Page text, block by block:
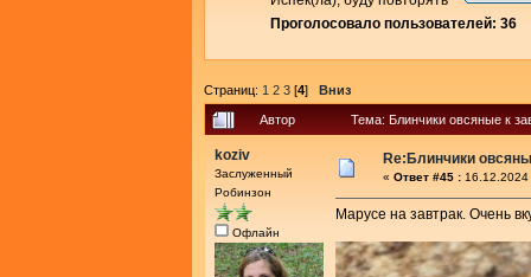
Проголосовало пользователей: 36
Страниц: 1 2 3 [4] Вниз
Автор Тема: Блинчики овсяные к
koziv
Заслуженный
Робинзон
Офлайн
Re:Блинчики
« Ответ #45 :
Марусе на завтрак. Очень